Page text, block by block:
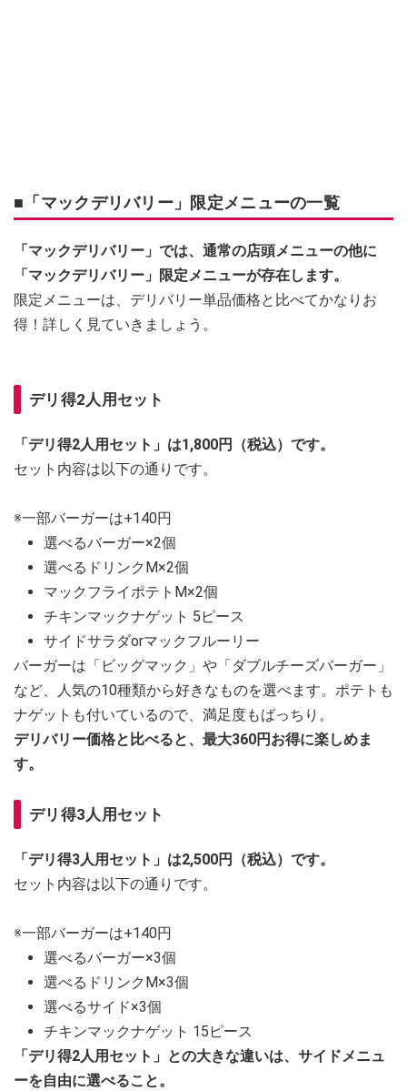
■「マックデリバリー」限定メニューの一覧
「マックデリバリー」では、通常の店頭メニューの他に
「マックデリバリー」限定メニューが存在します。
限定メニューは、デリバリー単品価格と比べてかなりお
得！詳しく見ていきましょう。
デリ得2人用セット
「デリ得2人用セット」は1,800円（税込）です。
セット内容は以下の通りです。
※一部バーガーは+140円
選べるバーガー×2個
選べるドリンクM×2個
マックフライポテトM×2個
チキンマックナゲット 5ピース
サイドサラダorマックフルーリー
バーガーは「ビッグマック」や「ダブルチーズバーガー」
など、人気の10種類から好きなものを選べます。ポテトも
ナゲットも付いているので、満足度もばっちり。
デリバリー価格と比べると、最大360円お得に楽しめま
す。
デリ得3人用セット
「デリ得3人用セット」は2,500円（税込）です。
セット内容は以下の通りです。
※一部バーガーは+140円
選べるバーガー×3個
選べるドリンクM×3個
選べるサイド×3個
チキンマックナゲット 15ピース
「デリ得2人用セット」との大きな違いは、サイドメニュ
ーを自由に選べること。